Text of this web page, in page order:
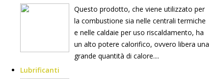
Questo prodotto, che viene utilizzato per
la combustione sia nelle centrali termiche
e nelle caldaie per uso riscaldamento, ha
un alto potere calorifico, ovvero libera una
grande quantità di calore....
Lubrificanti